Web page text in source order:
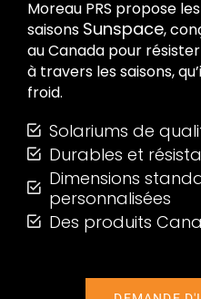
Moreau PRS propose
saisons Sunspace,
au Canada pour
à travers les saisons,
froid.
Solariums de
Durables et
Dimensions
personnalisées
Des produits